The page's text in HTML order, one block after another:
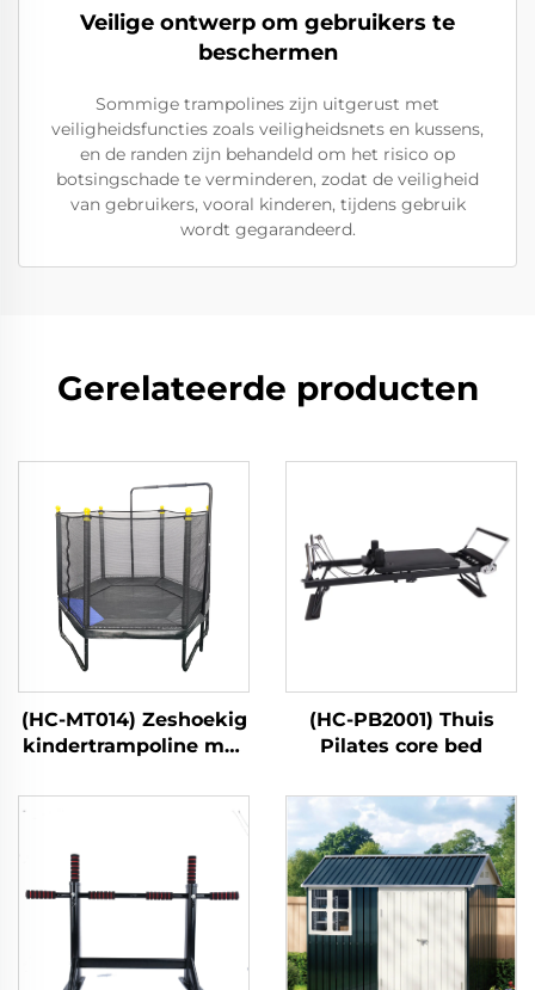
Veilige ontwerp om gebruikers te
beschermen
Sommige trampolines zijn uitgerust met
veiligheidsfuncties zoals veiligheidsnets en kussens,
en de randen zijn behandeld om het risico op
botsingschade te verminderen, zodat de veiligheid
van gebruikers, vooral kinderen, tijdens gebruik
wordt gegarandeerd.
Gerelateerde producten
(HC-MT014) Zeshoekig
kindertrampoline met
(HC-PB2001) Thuis
Pilates core bed